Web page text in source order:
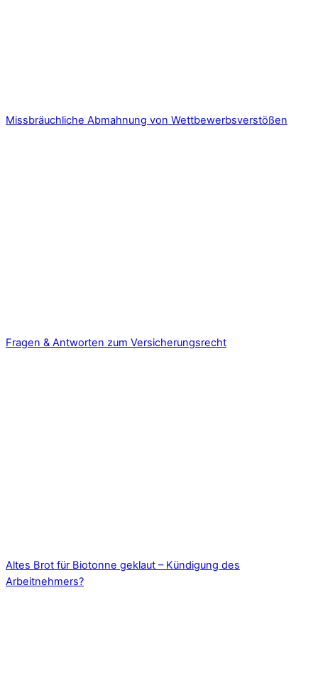
Missbräuchliche Abmahnung von Wettbewerbsverstößen
Fragen & Antworten zum Versicherungsrecht
Altes Brot für Biotonne geklaut – Kündigung des
Arbeitnehmers?